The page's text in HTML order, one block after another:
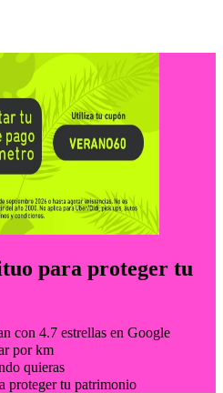
ó
para proteger tu
con 4.7 estrellas en Google
por km
quieras
proteger tu patrimonio